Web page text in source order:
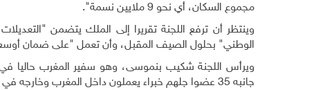
مجموع السكان، أي نحو 9 ملايين نسمة".
وينتظر أن ترفع اللجنة تقريرا إلى الملك يتضمن
الوطني" بحلول الصيف المقبل، وأن تعمل "على ضمان
ويرأس اللجنة شكيب بنموسى، وهو سفير المغرب حاليا
جانبه 35 عضوا جلهم خبراء يعملون داخل المغرب وخارجه في مجالات متعددة تشمل العلوم الاقتصادية والاجتماعية